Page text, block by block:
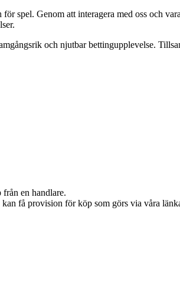
spel. Genom att interagera med oss och
och njutbar bettingupplevelse.
en handlare.
få provision för köp som görs via våra